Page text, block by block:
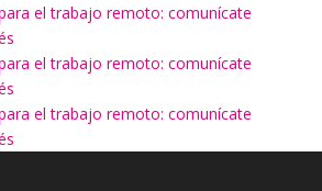
el trabajo remoto: comunícate
el trabajo remoto: comunícate
el trabajo remoto: comunícate